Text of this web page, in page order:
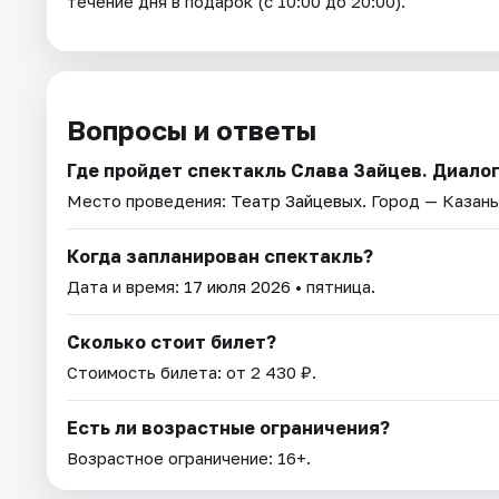
Вопросы и ответы
Где пройдет спектакль Слава Зайцев.
Место проведения: Театр Зайцевых. Город —
Когда запланирован спектакль?
Дата и время: 17 июля 2026 • пятница.
Сколько стоит билет?
Стоимость билета: от 2 430 ₽.
Есть ли возрастные ограничения?
Возрастное ограничение: 16+.